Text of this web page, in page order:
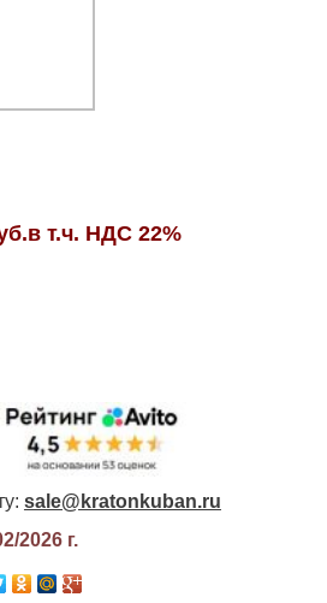
т.ч. НДС 22%
sale@kratonkuban.ru
2026г.